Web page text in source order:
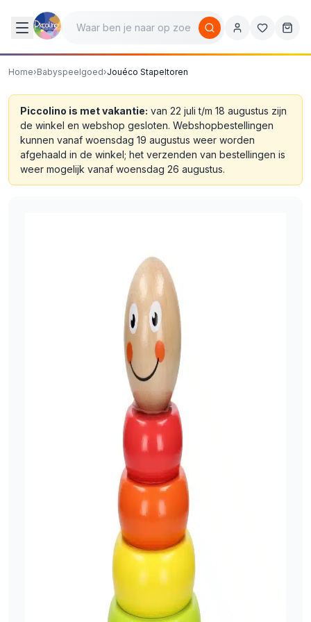
Home›Babyspeelgoed›Jouéco Stapeltoren
Piccolino is met vakantie: van 22 juli t/m 18 augustus zijn
de winkel en webshop gesloten. Webshopbestellingen
kunnen vanaf woensdag 19 augustus weer worden
afgehaald in de winkel; het verzenden van bestellingen is
weer mogelijk vanaf woensdag 26 augustus.